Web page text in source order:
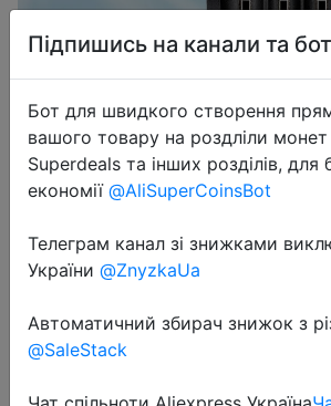
2024-08-09
S2 Lii-S4 Lii-402 Lii-
Battery Charger 18650
21700 Lithium NiMH
Підпишись на канали та
Бот для швидкого створення
вашого товару на роздліли
Superdeals та інших розділів, для
економії @AliSuperCoinsBot
Телеграм канал зі знижками
України @ZnyzkaUa
Автоматичний збирач знижок з
@SaleStack